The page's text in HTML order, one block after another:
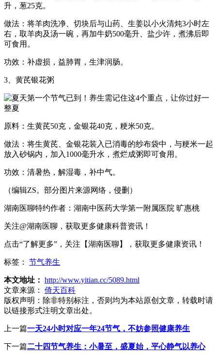
升，葱25克。
做法：将羊肉洗净、切块后与山药、生姜以小火清炖3小时左
右，取羊肉及汤一碗，再加牛奶500毫升、盐少许，煮沸后即
可食用。
功效：补虚损，益肺胃，生津润肠。
3、黄芪银花粥
原料：生黄芪50克，金银花40克，粳米50克。
做法：将生黄芪、金银花装入已消毒的纱布袋中，与粳米一起
放入砂锅内，加入1000毫升水，煮烂成粥即可食用。
功效：清暑热，解湿毒，补中气。
（编辑ZS。部分图片来源网络，侵删）
湖南医聊特约作者：湖南中医药大学第一附属医院 旷惠桃
关注@湖南医聊，获取更多健康科普资讯！
点击“了解更多”，关注【湖南医聊】，获取更多健康资讯！
标签： 节气养生
本文地址： http://www.yitian.cc/5089.html
文章来源：
倚天百科
版权声明： 除非特别标注，否则均为本站原创文章，转载时请
以链接形式注明文章出处。
上一篇一天24小时对应一年24节气，不妨参照健康养生
下一篇二十四节气养生：小暑至，盛夏始，平心静气以养心